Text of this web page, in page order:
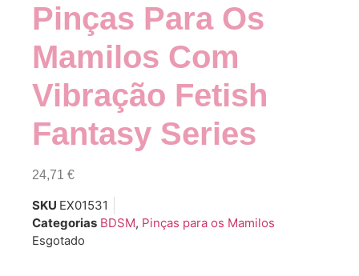
Pinças Para Os
Mamilos Com
Vibração Fetish
Fantasy Series
24,71 €
SKU EX01531
Categorias BDSM, Pinças para os Mamilos
Esgotado